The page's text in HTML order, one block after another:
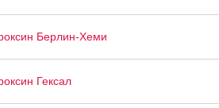
Берлин-Хеми
Гексал